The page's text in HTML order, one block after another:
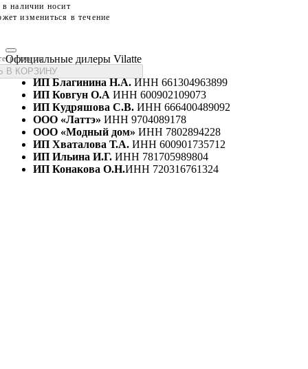
наличии носит
измениться в течение
размеры
В КОРЗИНУ
Официальные дилеры Vilatte
ИП Благинина Н.А.ИНН 661304963899
ИП Ковгун О.А ИНН 600902109073
ИП Кудряшова С.В. ИНН 666400489092
ООО «Латтэ» ИНН 9704089178
ООО «Модный дом» ИНН 7802894228
ИП Хваталова Т.А. ИНН 600901735712
ИП Ильина И.Г. ИНН 781705989804
ИП Конакова О.Н.ИНН 720316761324